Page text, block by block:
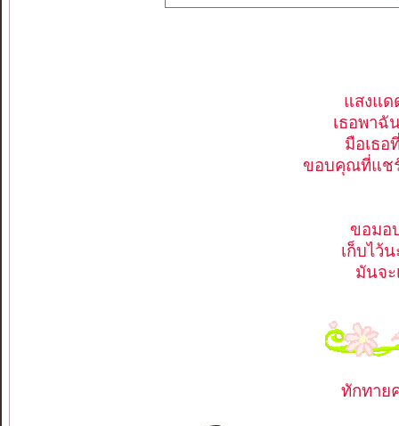
แสงแด
เธอพาฉั
มือเธอ
ขอบคุณที่แชร์
ขอมอ
เก็บไว้
มันจะ
ทักทาย